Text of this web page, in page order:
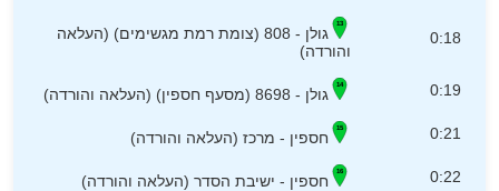
0:18
גולן - 808 (צומת רמת מגשימים) (העלאה
והורדה)
0:19 גולן - 8698 (מסעף חספין) (העלאה והורדה)
0:21 חספין - מרכז (העלאה והורדה)
0:22 חספין - ישיבת הסדר (העלאה והורדה)